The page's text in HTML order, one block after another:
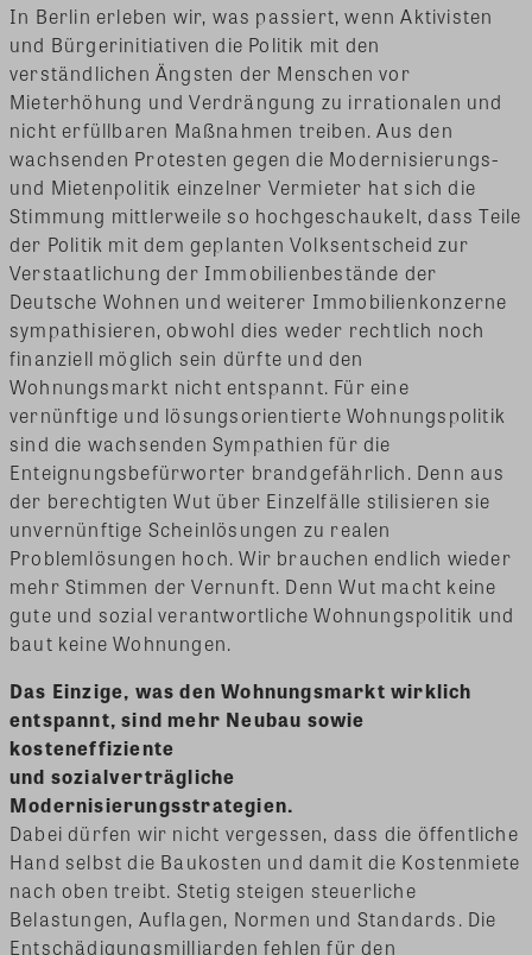
In Berlin erleben wir, was passiert, wenn Aktivisten
und Bürgerinitiativen die Politik mit den
verständlichen Ängsten der Menschen vor
Mieterhöhung und Verdrängung zu irrationalen und
nicht erfüllbaren Maßnahmen treiben. Aus den
wachsenden Protesten gegen die Modernisierungs-
und Mietenpolitik einzelner Vermieter hat sich die
Stimmung mittlerweile so hochgeschaukelt, dass Teile
der Politik mit dem geplanten Volksentscheid zur
Verstaatlichung der Immobilienbestände der
Deutsche Wohnen und weiterer Immobilienkonzerne
sympathisieren, obwohl dies weder rechtlich noch
finanziell möglich sein dürfte und den
Wohnungsmarkt nicht entspannt. Für eine
vernünftige und lösungsorientierte Wohnungspolitik
sind die wachsenden Sympathien für die
Enteignungsbefürworter brandgefährlich. Denn aus
der berechtigten Wut über Einzelfälle stilisieren sie
unvernünftige Scheinlösungen zu realen
Problemlösungen hoch. Wir brauchen endlich wieder
mehr Stimmen der Vernunft. Denn Wut macht keine
gute und sozial verantwortliche Wohnungspolitik und
baut keine Wohnungen.
Das Einzige, was den Wohnungsmarkt wirklich
entspannt, sind mehr Neubau sowie
kosteneffiziente
und sozialverträgliche
Modernisierungsstrategien.
Dabei dürfen wir nicht vergessen, dass die öffentliche
Hand selbst die Baukosten und damit die Kostenmiete
nach oben treibt. Stetig steigen steuerliche
Belastungen, Auflagen, Normen und Standards. Die
Entschädigungsmilliarden fehlen für den